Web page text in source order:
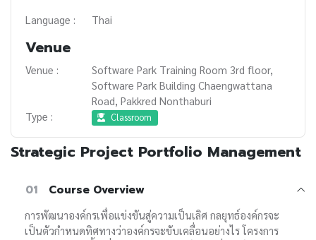
Language : Thai
Venue
Venue :
Software Park Training Room 3rd floor,
Software Park Building Chaengwattana
Road, Pakkred Nonthaburi
Type :
Classroom
Strategic Project Portfolio Management
01 Course Overview
การพัฒนาองค์กรเพื่อแข่งขันสู่ความเป็นเลิศ กลยุทธ์องค์กรจะ
เป็นตัวกำหนดทิศทางว่าองค์กรจะขับเคลื่อนอย่างไร โครงการ